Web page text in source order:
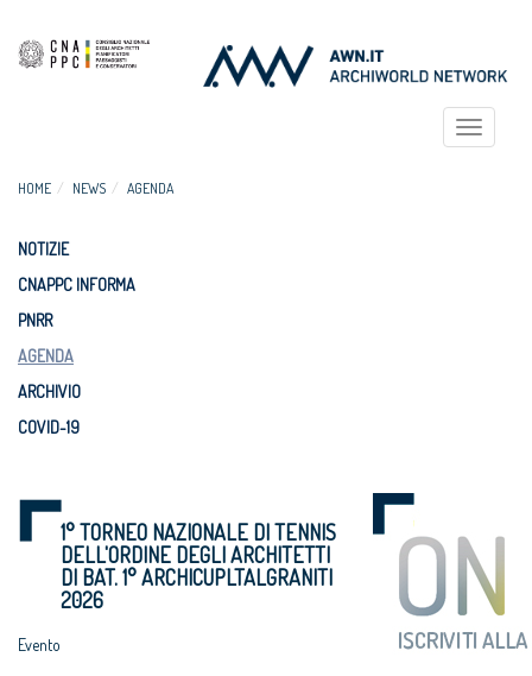
Toggle
HOME NEWS AGENDA
NOTIZIE
CNAPPC INFORMA
PNRR
AGENDA
ARCHIVIO
COVID-19
1° TORNEO NAZIONALE DI TENNIS
DELL'ORDINE DEGLI ARCHITETTI
DI BAT. 1° ARCHICUPLTALGRANITI
2026
Evento